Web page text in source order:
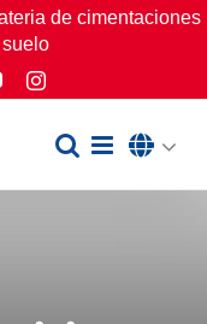
de cimentaciones
YouTubeInstagram